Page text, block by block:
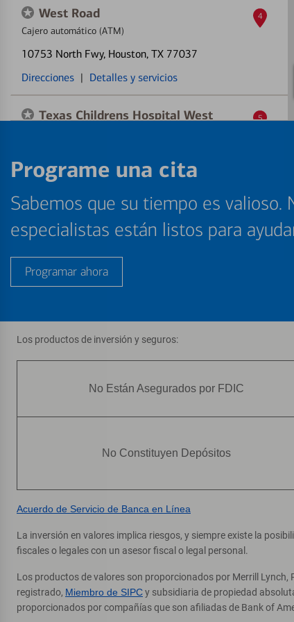
West Road
Cajero automático (ATM)
10753 North Fwy, Houston, TX 77037
Direcciones | Detalles y servicios
4
Texas Childrens Hospital West
Direcciones | Detalles y servicios
5
Telephone & I-45
Cajero automático (ATM)
6006 Gulf Frwy Unit A
Direcciones
Gessner & Westpark
Cajero automático (ATM)
9990 Westpark Dr, Houston, TX 77063
Detalles y servicios
7
University Of Houston - Univ
Cajero automático (ATM)
Direcciones
Detalles y servicios
Lakewood Forest
Cajero automático (ATM)
21159 1/2 Tomball Pkwy, Houston, TX 77070
Direcciones | Detalles y servicios
Programe una cita
Sabemos que su tiempo es valioso.
especialistas están listos para
Programar ahora
Los productos de inversión y seguros:
No Están Asegurados por FDIC
No Constituyen Depósitos
Acuerdo de Servicio de Banca en Línea
La inversión en valores implica riesgos, y siempre existe la
fiscales o legales con un asesor fiscal o legal personal.
Los productos de valores son proporcionados por Merrill Lynch,
registrado, Miembro de SIPCy subsidiaria de propiedad
proporcionados por compañías que son afiliadas de Bank of